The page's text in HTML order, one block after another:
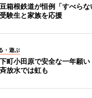
箱根鉄道が恒例「すべら
験生と家族を応援
・遊ぶ
町小田原で安全な一年願
放水では虹も